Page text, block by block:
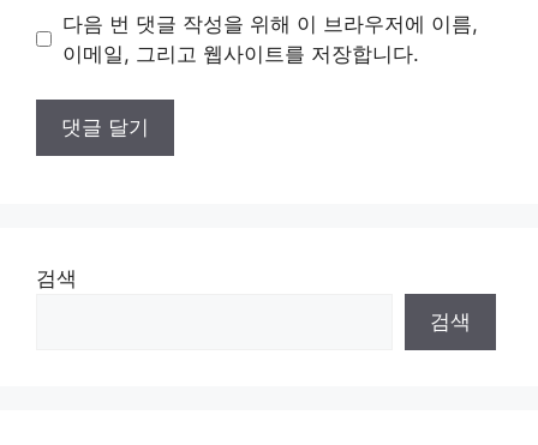
트
다음 번 댓글 작성을 위해 이 브라우저에 이름,
이메일, 그리고 웹사이트를 저장합니다.
검색
검색